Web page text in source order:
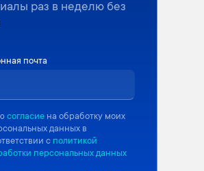
раз в неделю без
почта
согласие на обработку моих
данных в
с политикой
персональных данных